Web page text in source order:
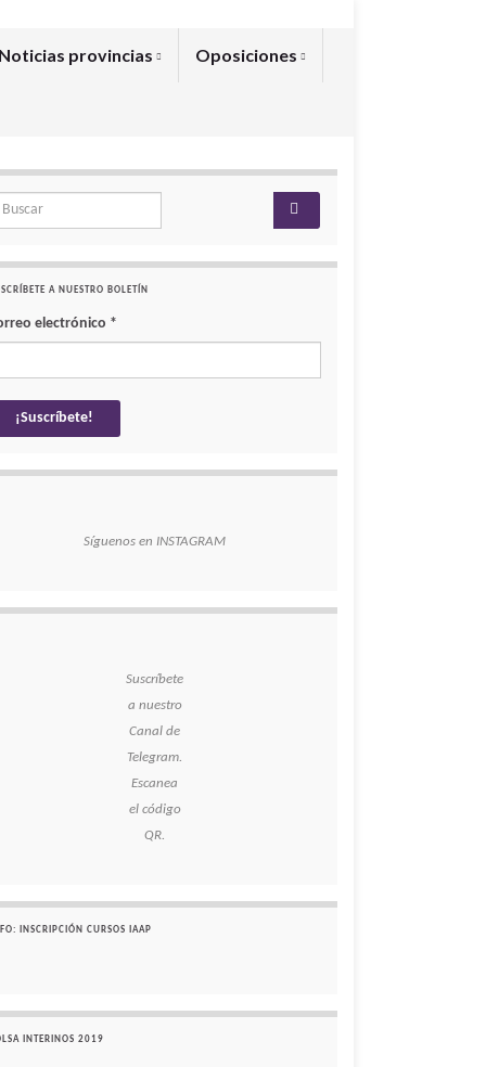
Noticias provincias Oposiciones
for:
A NUESTRO BOLETÍN
electrónico *
Síguenos en INSTAGRAM
Suscríbete
a nuestro
Canal de
Telegram.
Escanea
el código
QR.
INSCRIPCIÓN CURSOS IAAP
INTERINOS 2019